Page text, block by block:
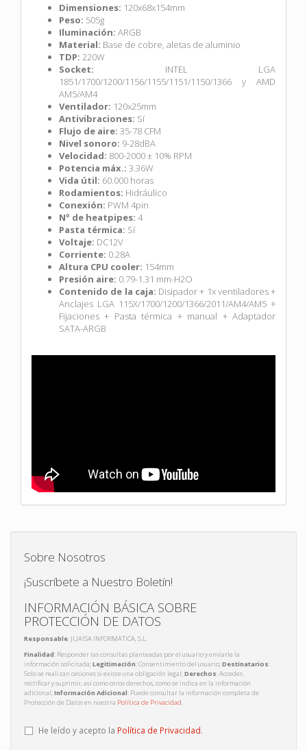
Dimensiones: 120x68x154mm
Peso: 505g
Iluminación: ARGB
Material: Base de cobre, aletas de aluminio
TDP: 220W
Socket: INTEL LGA
1851/1700/1200/1156/1155/1151/1150/1366 y AMD
AM5/AM4
Ventilador: 120x25mm
Antivibraciones: Sí
Flujo de aire: 35-78 CFM
Nivel sonoro: 9-28dBA
Velocidad: 800-2000 ± 10% RPM
Potencia máx.: 3.36W
Vida útil: 60.000 horas
Rodamientos: Hidráulico
Conexión: PWM 4pin
Nº de heatpipes: 4
Pasta térmica: Sí
Voltaje: DC12V
Corriente: 0.28A
Altura CPU cooler: 154mm
Presión aire: 0.79-1.31 mm-H2O
Contenido de la caja: Disipador + 1x ventiladores +
Anclajes LGA 115X/1700/1200/1366/2011/AM4/AM5 +
Fijaciones + Pasta térmica + manual + Adaptador
SATA-ARGB
Sobre Nosotros
¡Suscríbete a Nuestro Boletín!
INFORMACIÓN BÁSICA SOBRE
PROTECCIÓN DE DATOS
Responsable: JUAISA INFORMATICA, S.L.
Finalidad: Responder las consultas planteadas por el usuario y enviarle la
información solicitada;Legitimación: Consentimiento del usuario;Destinatarios:
Solo se realizan cesiones si existe una obligación legal;Derechos: Acceder,
rectificar y suprimir, así como otros derechos, como se indica en la información
adicional;Información Adicional: Puede consultar la información completa de
Protección de Datos en nuestra Política de Privacidad.
He leído y acepto la Política de Privacidad.